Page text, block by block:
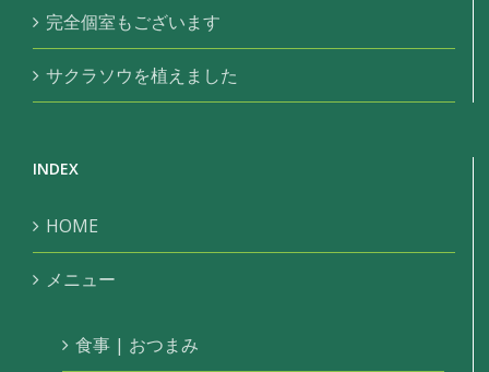
完全個室もございます
サクラソウを植えました
INDEX
HOME
メニュー
食事 | おつまみ